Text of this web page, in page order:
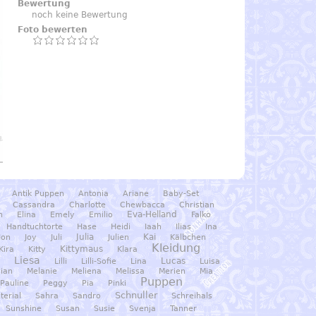
Bewertung
noch keine Bewertung
Foto bewerten
Antik Puppen Antonia Ariane
Baby-Set
Cassandra
Charlotte Chewbacca
Christian
Elina Emely Emilio Eva-Helland
Falko
Handtuchtorte
Hase Heidi Iaah Ilias
Ina
Joy Juli Julia Julien Kai
Kälbchen
Kitty Kittymaus Klara Kleidung
Liesa Lilli Lilli-Sofie Lina Lucas
Luisa
Melanie Meliena Melissa Merien
Mia
Pauline
Peggy Pia Pinki Puppen
Sahra Sandro Schnuller
Schreihals
Sunshine
Susan Susie Svenja Tanner